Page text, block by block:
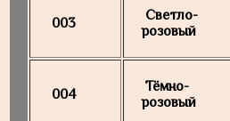
003
Светло-
розовый
004
Тёмно-
розовый